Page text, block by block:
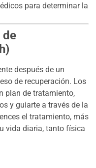
para determinar la
de
después de un
de recuperación. Los
plan de tratamiento,
y guiarte a través de la
el tratamiento, más
vida diaria, tanto física